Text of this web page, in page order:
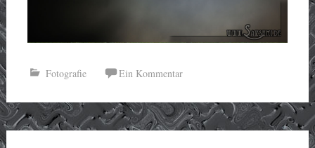
Fotografie Ein Kommentar